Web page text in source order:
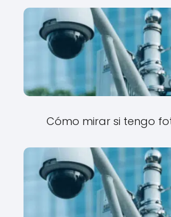
Cómo mirar si tengo